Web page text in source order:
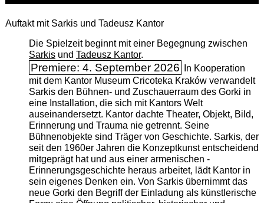
Auftakt mit Sarkis und Tadeusz Kantor
Die Spielzeit beginnt mit einer Begegnung zwischen
Sarkisund Tadeusz Kantor.
Premiere: 4. September 2026
In Kooperation
mit dem Kantor Museum Cricoteka Kraków verwandelt
Sarkis den Bühnen- und Zuschauerraum des Gorki in
eine Installation, die sich mit Kantors Welt
auseinandersetzt. Kantor dachte Theater, Objekt, Bild,
Erinnerung und Trauma nie getrennt. Seine
Bühnenobjekte sind Träger von Geschichte. Sarkis, der
seit den 1960er Jahren die Konzeptkunst entscheidend
mitgeprägt hat und aus einer armenischen ­
Erinnerungsgeschichte heraus arbeitet, lädt Kantor in
sein eigenes Denken ein. Von Sarkis übernimmt das
neue Gorki den Begriff der Einladung als künstlerische